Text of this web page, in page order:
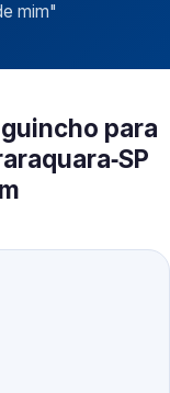
mim"
para